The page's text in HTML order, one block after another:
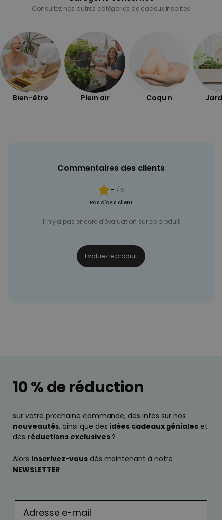
Consultez nos autres catégories de cadeux insolites
Bien-être Plein air Coquin
Commentaires des clients
- / 5
Pas d'avis client
Il n'y a pas encore d'évaluation sur ce produit
Evaluez le produit
10 % de réduction
sur votre prochaine commande, des infos sur nos
nouveautés, ainsi que des idées cadeaux géniales et
des réductions exclusives ?
Alors inscrivez-vous dès maintenant à notre
NEWSLETTER :